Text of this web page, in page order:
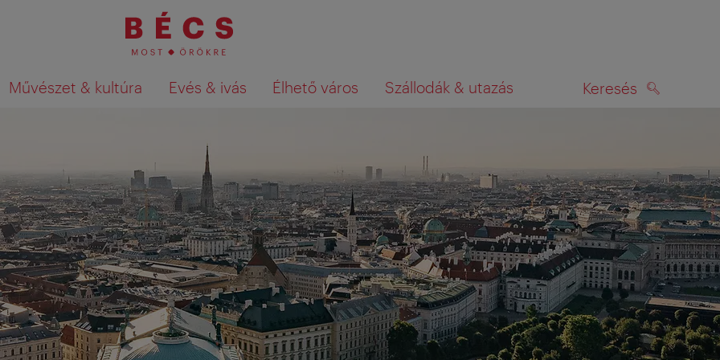
Művészet & kultúra Evés & ivás Élhető város Szállodák & utazás Keresés